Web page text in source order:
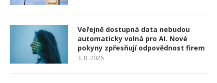
Veřejně dostupná data nebudou
automaticky volná pro AI. Nové
pokyny zpřesňují odpovědnost firem
3. 8. 2026